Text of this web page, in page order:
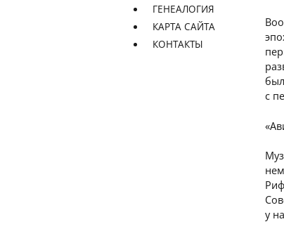
ГЕНЕАЛОГИЯ
КАРТА САЙТА
КОНТАКТЫ
с
у